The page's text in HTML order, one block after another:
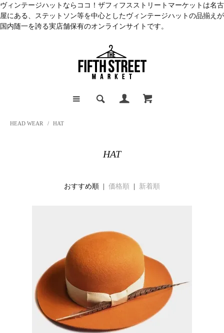
ヴィンテージハットならココ！ザフィフスストリートマーケットは名古
屋にある、ステットソン等を中心としたヴィンテージハットの品揃えが
国内随一を誇る実店舗保有のオンラインサイトです。
HEAD WEAR / HAT
HAT
おすすめ順 | 価格順 新着順